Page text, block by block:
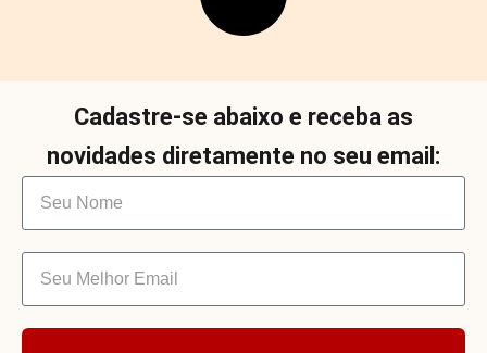
Cadastre-se abaixo e receba as
novidades diretamente no seu email: